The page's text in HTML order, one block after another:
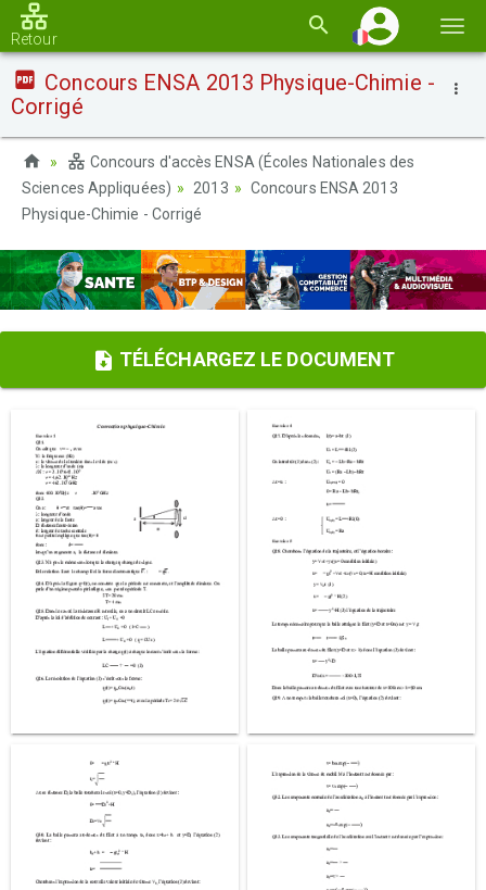
la
Retour
Concours ENSA 2013 Physique-Chimie -
Corrigé
Concours d'accès ENSA (Écoles Nationales des
Sciences Appliquées)
2013
Concours ENSA 2013
Physique-Chimie - Corrigé
TÉLÉCHARGEZ LE DOCUMENT